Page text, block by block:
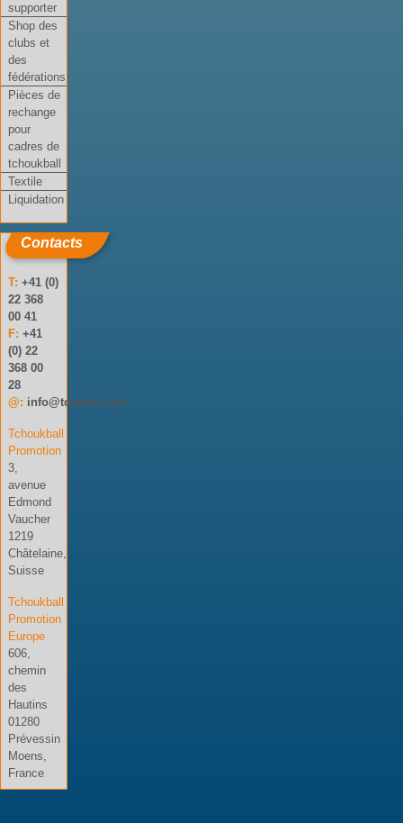
supporter
Shop des
clubs et
des
fédérations
Pièces de
rechange
pour
cadres de
tchoukball
Textile
Liquidation
Contacts
T: +41 (0)
22 368
00 41
F: +41
(0) 22
368 00
28
@: info@tchouk.com
Tchoukball
Promotion
3,
avenue
Edmond
Vaucher
1219
Châtelaine,
Suisse
Tchoukball
Promotion
Europe
606,
chemin
des
Hautins
01280
Prévessin
Moens,
France